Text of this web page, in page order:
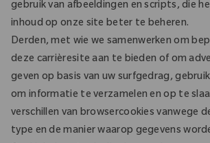
gebruik van afbeeldingen en scripts, die
inhoud op onze site beter te beheren.
Derden, met wie we samenwerken om
deze carrièresite aan te bieden of om
geven op basis van uw surfgedrag,
om informatie te verzamelen en op te
verschillen van browsercookies vanwege
type en de manier waarop gegevens